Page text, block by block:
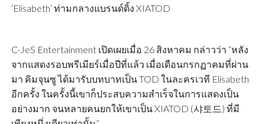
‘Elisabeth’ ท่ามกลางแบรนด์ดิ้ง XIATOD
C-JeS Entertainment เปิดเผยเมื่อ 26 สิงหาคม กล่าวว่า “หลัง
จากแสดงรอบพรีเมียร์เมื่อปีที่แล้ว เมื่อเดือนกรกฏาคมที่ผ่าน
มา คิมจุนซู ได้มารับบทบาทเป็น TOD ในละครเวที Elisabeth
อีกครั้ง ในครั้งนี้เขาก็ประสบความสำเร็จในการแสดงเป็น
อย่างมาก จนหลายคนยกให้เขาเป็น XIATOD (샤토드) ที่มี